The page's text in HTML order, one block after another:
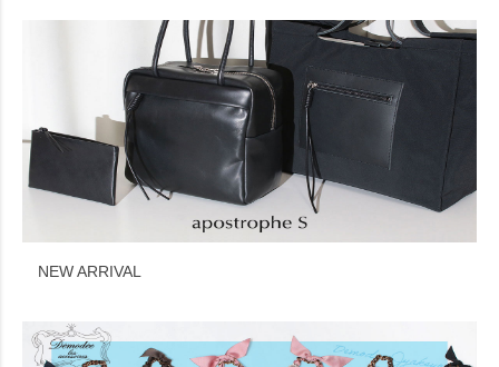
NEW ARRIVAL